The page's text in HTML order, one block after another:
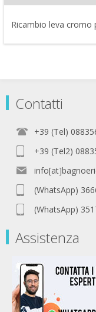
Ricambio leva cromo
Contatti
+39 (Tel)
+39 (Tel2)
(WhatsApp)
(WhatsApp)
Assistenza